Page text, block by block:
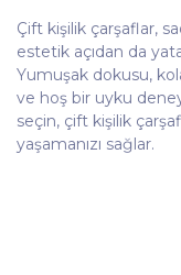
Çift kişilik çarşaflar,
estetik açıdan da
Yumuşak dokusu,
ve hoş bir uyku
seçin, çift kişilik
yaşamanızı sağlar.